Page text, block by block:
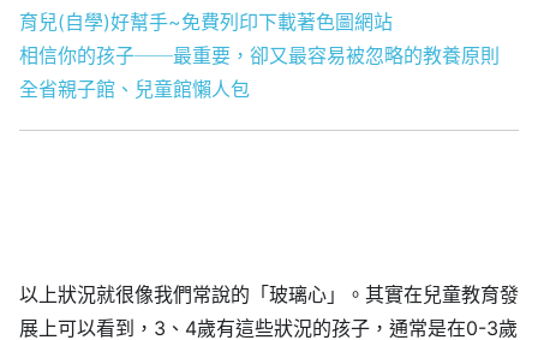
育兒(自學)好幫手~免費列印下載著色圖網站
相信你的孩子──最重要，卻又最容易被忽略的教養原則
全省親子館、兒童館懶人包
以上狀況就很像我們常說的「玻璃心」。其實在兒童教育發
展上可以看到，3、4歲有這些狀況的孩子，通常是在0-3歲